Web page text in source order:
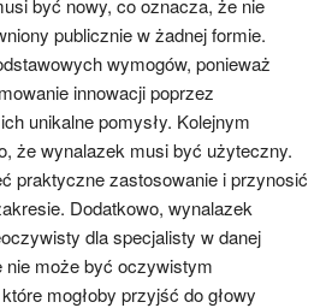
publicznie w żadnej formie.
wymogów, ponieważ
innowacji poprzez
unikalne pomysły. Kolejnym
że wynalazek musi być użyteczny.
praktyczne zastosowanie i przynosić
Dodatkowo, wynalazek
dla specjalisty w danej
nie może być oczywistym
mogłoby przyjść do głowy